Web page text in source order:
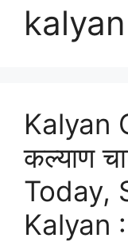
Kalyan
कल्याण
Today,
Kalyan